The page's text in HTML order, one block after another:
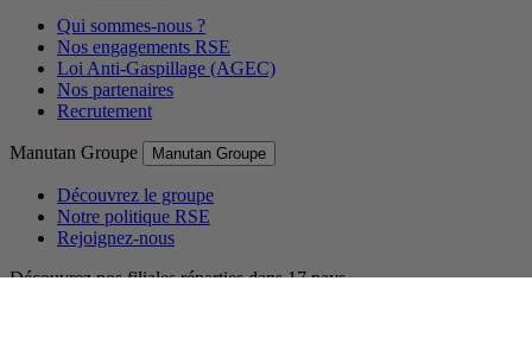
Qui sommes-nous ?
Nos engagements RSE
Loi Anti-Gaspillage (AGEC)
Nos partenaires
Recrutement
Manutan Groupe Manutan Groupe
Découvrez le groupe
Notre politique RSE
Rejoignez-nous
Découvrez nos filiales réparties dans 17 pays.